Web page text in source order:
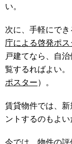
い。
次に、手軽にでき
庁による啓発ポス
戸建てなら、自
覧するればよい。
ポスター） 。
賃貸物件では、
ントするのもよい